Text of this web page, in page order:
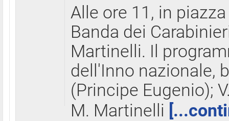
Alle ore 11, in
Banda dei
Martinelli. Il
dell'Inno nazionale,
(Principe Eugenio);
M. Martinelli